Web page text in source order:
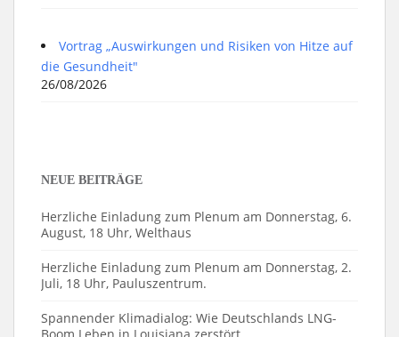
Vortrag „Auswirkungen und Risiken von Hitze auf
die Gesundheit"
26/08/2026
NEUE BEITRÄGE
Herzliche Einladung zum Plenum am Donnerstag, 6.
August, 18 Uhr, Welthaus
Herzliche Einladung zum Plenum am Donnerstag, 2.
Juli, 18 Uhr, Pauluszentrum.
Spannender Klimadialog: Wie Deutschlands LNG-